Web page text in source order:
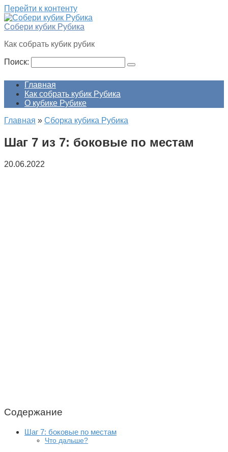
Перейти к контенту
Собери кубик Рубика
Как собрать кубик рубик
Поиск:
Главная
Как собрать кубик Рубика
О кубике Рубике
Главная » Сборка кубика Рубика
Шаг 7 из 7: боковые по местам
20.06.2022
Содержание
Шаг 7: боковые по местам
Что дальше?